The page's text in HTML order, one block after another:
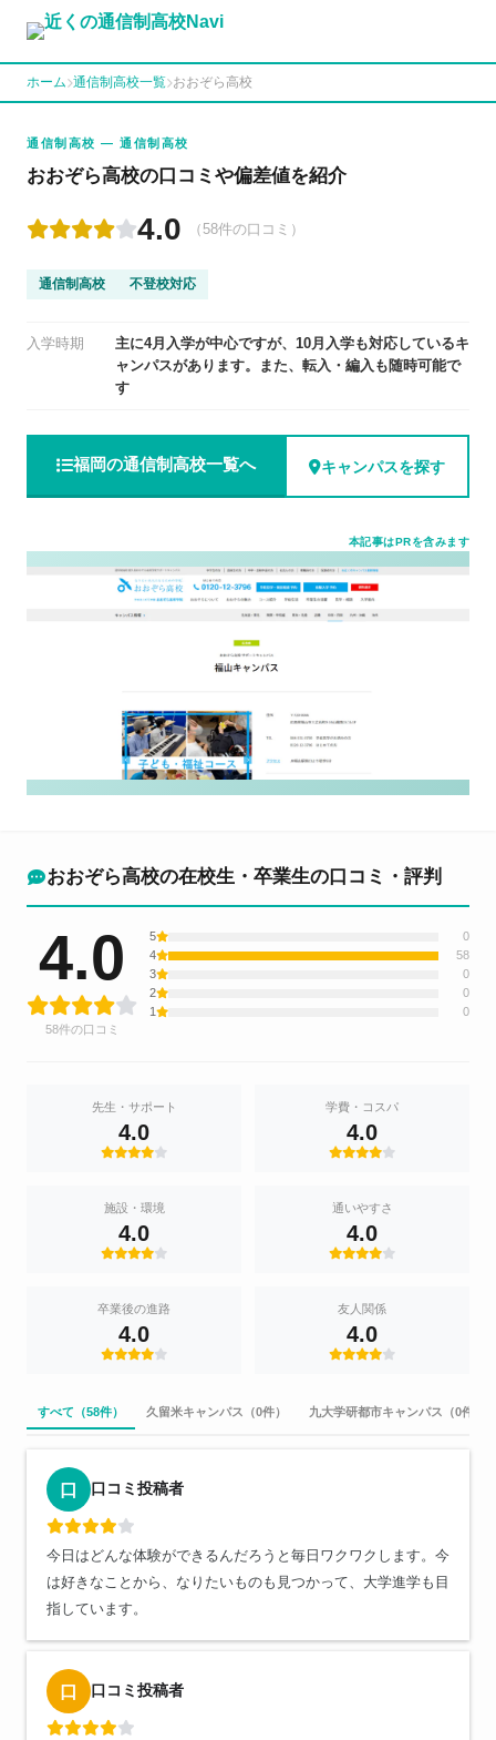
ホーム 通信制高校一覧 おおぞら高校
通信制高校 — 通信制高校
おおぞら高校の口コミや偏差値を紹介
4.0 （58件の口コミ）
通信制高校 不登校対応
入学時期
主に4月入学が中心ですが、10月入学も対応しているキ
ャンパスがあります。また、転入・編入も随時可能で
す
福岡の通信制高校一覧へ キャンパスを探す
本記事はPRを含みます
おおぞら高校の在校生・卒業生の口コミ・評判
4.0
58件の口コミ
5
0
4
58
3
0
2
0
1
0
先生・サポート
4.0
学費・コスパ
4.0
施設・環境
4.0
通いやすさ
4.0
卒業後の進路
4.0
友人関係
4.0
すべて（58件） 久留米キャンパス（0件） 九大学研都市キャンパス（0件）
口 口コミ投稿者
今日はどんな体験ができるんだろうと毎日ワクワクします。今
は好きなことから、なりたいものも見つかって、大学進学も目
指しています。
口 口コミ投稿者